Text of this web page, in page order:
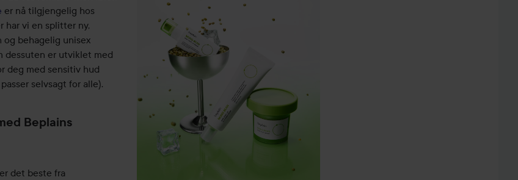
er nå tilgjengelig hos
har vi en splitter ny,
og behagelig unisex
dessuten er utviklet med
deg med sensitiv hud
selvsagt for alle).
Beplains
det beste fra